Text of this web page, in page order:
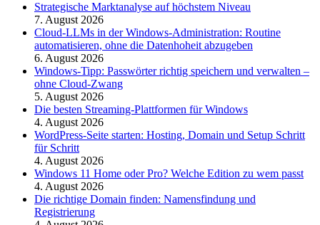
Strategische Marktanalyse auf höchstem Niveau
7. August 2026
Cloud-LLMs in der Windows-Administration: Routine
automatisieren, ohne die Datenhoheit abzugeben
6. August 2026
Windows-Tipp: Passwörter richtig speichern und verwalten –
ohne Cloud-Zwang
5. August 2026
Die besten Streaming-Plattformen für Windows
4. August 2026
WordPress-Seite starten: Hosting, Domain und Setup Schritt
für Schritt
4. August 2026
Windows 11 Home oder Pro? Welche Edition zu wem passt
4. August 2026
Die richtige Domain finden: Namensfindung und
Registrierung